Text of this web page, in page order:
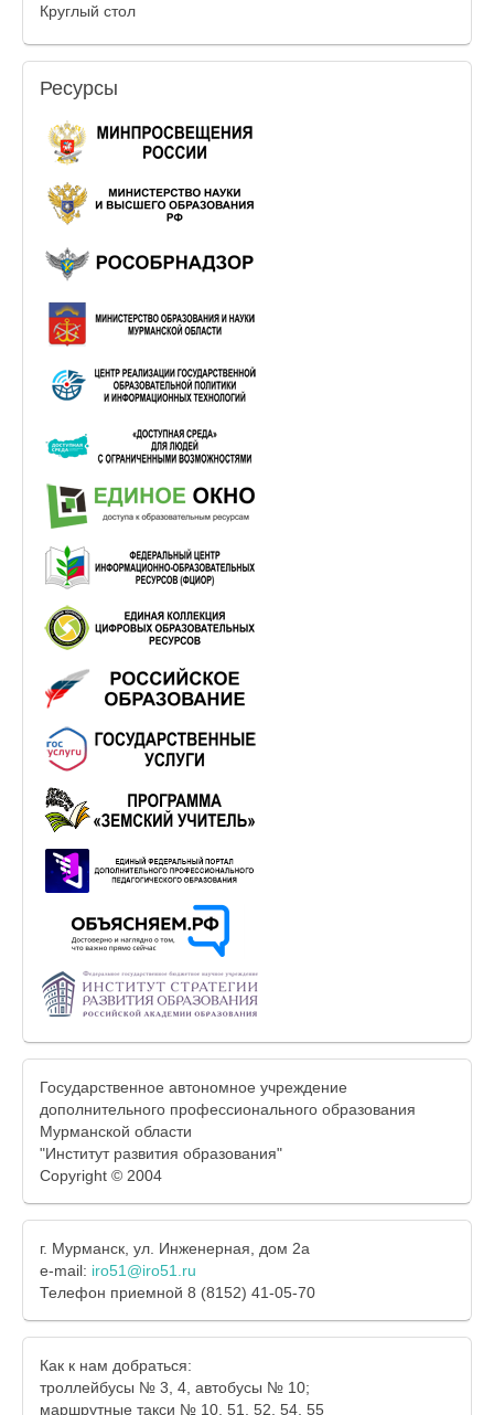
Круглый стол
Ресурсы
Государственное автономное учреждение
дополнительного профессионального образования
Мурманской области
"Институт развития образования"
Copyright © 2004
г. Мурманск, ул. Инженерная, дом 2а
e-mail: iro51@iro51.ru
Телефон приемной 8 (8152) 41-05-70
Как к нам добраться:
троллейбусы № 3, 4, автобусы № 10;
маршрутные такси № 10, 51, 52, 54, 55